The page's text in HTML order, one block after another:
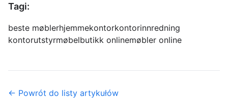
Tagi:
beste møblerhjemmekontorkontorinnredning
kontorutstyrmøbelbutikk onlinemøbler online
← Powrót do listy artykułów